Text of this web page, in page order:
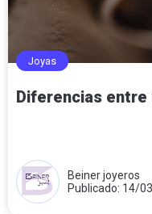
Joyas
Diferencias entre
Beiner joyeros
Publicado: 14/